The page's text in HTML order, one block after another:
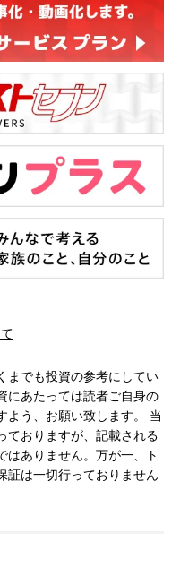
までも投資の参考にしてい
にあたっては読者ご自身の
よう、お願い致します。 当
ておりますが、記載される
はありません。万が一、ト
証は一切行っておりません